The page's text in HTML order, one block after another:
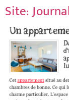
Site: